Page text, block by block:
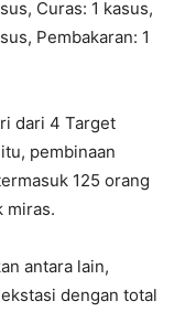
Curas: 1 kasus,
Pembakaran: 1
dari 4 Target
pembinaan
125 orang
miras.
antara lain,
dengan total